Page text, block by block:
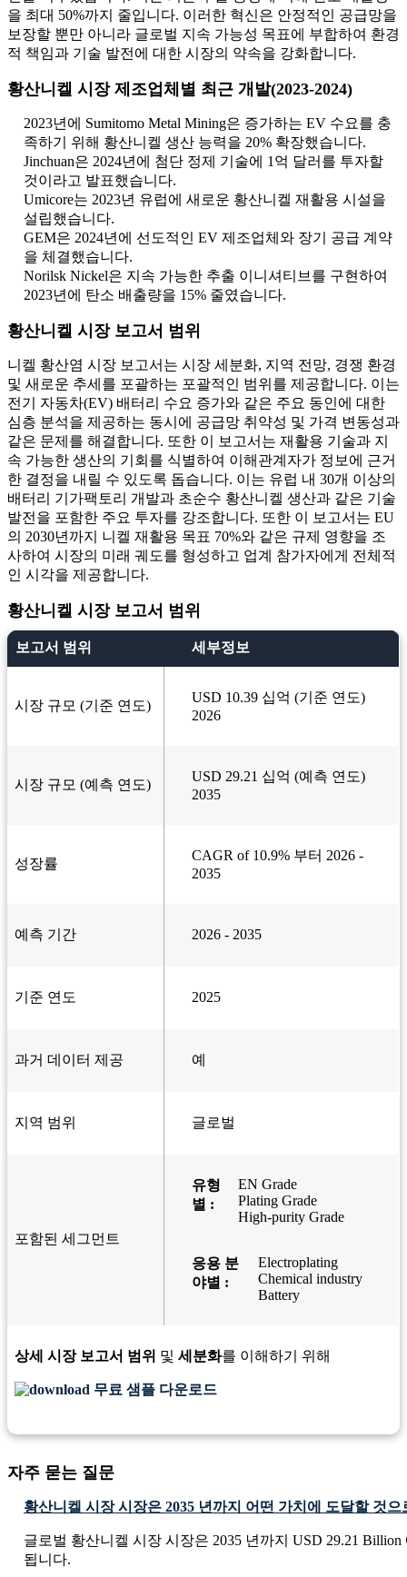
을 최대 50%까지 줄입니다. 이러한 혁신은 안정적인 공급망을
보장할 뿐만 아니라 글로벌 지속 가능성 목표에 부합하여 환경
적 책임과 기술 발전에 대한 시장의 약속을 강화합니다.
황산니켈 시장 제조업체별 최근 개발(2023-2024)
2023년에 Sumitomo Metal Mining은 증가하는 EV 수요를 충
족하기 위해 황산니켈 생산 능력을 20% 확장했습니다.
Jinchuan은 2024년에 첨단 정제 기술에 1억 달러를 투자할
것이라고 발표했습니다.
Umicore는 2023년 유럽에 새로운 황산니켈 재활용 시설을
설립했습니다.
GEM은 2024년에 선도적인 EV 제조업체와 장기 공급 계약
을 체결했습니다.
Norilsk Nickel은 지속 가능한 추출 이니셔티브를 구현하여
2023년에 탄소 배출량을 15% 줄였습니다.
황산니켈 시장 보고서 범위
니켈 황산염 시장 보고서는 시장 세분화, 지역 전망, 경쟁 환경
및 새로운 추세를 포괄하는 포괄적인 범위를 제공합니다. 이는
전기 자동차(EV) 배터리 수요 증가와 같은 주요 동인에 대한
심층 분석을 제공하는 동시에 공급망 취약성 및 가격 변동성과
같은 문제를 해결합니다. 또한 이 보고서는 재활용 기술과 지
속 가능한 생산의 기회를 식별하여 이해관계자가 정보에 근거
한 결정을 내릴 수 있도록 돕습니다. 이는 유럽 내 30개 이상의
배터리 기가팩토리 개발과 초순수 황산니켈 생산과 같은 기술
발전을 포함한 주요 투자를 강조합니다. 또한 이 보고서는 EU
의 2030년까지 니켈 재활용 목표 70%와 같은 규제 영향을 조
사하여 시장의 미래 궤도를 형성하고 업계 참가자에게 전체적
인 시각을 제공합니다.
황산니켈 시장 보고서 범위
보고서 범위 세부정보
시장 규모 (기준 연도)
USD 10.39 십억 (기준 연도)
2026
시장 규모 (예측 연도)
USD 29.21 십억 (예측 연도)
2035
성장률
CAGR of 10.9% 부터 2026 -
2035
예측 기간 2026 - 2035
기준 연도 2025
과거 데이터 제공 예
지역 범위 글로벌
포함된 세그먼트
유형
별 :
EN Grade
Plating Grade
High-purity Grade
응용 분
야별 :
Electroplating
Chemical industry
Battery
상세 시장 보고서 범위 및 세분화를 이해하기 위해
무료 샘플 다운로드
자주 묻는 질문
황산니켈 시장 시장은 2035 년까지 어떤 가치에 도달할 것으
글로벌 황산니켈 시장 시장은 2035 년까지 USD 29.21
됩니다.